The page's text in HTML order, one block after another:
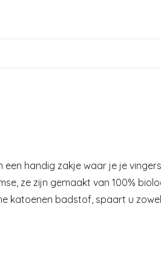
handig zakje waar je je
ze zijn gemaakt van 100%
katoenen badstof, spaart u